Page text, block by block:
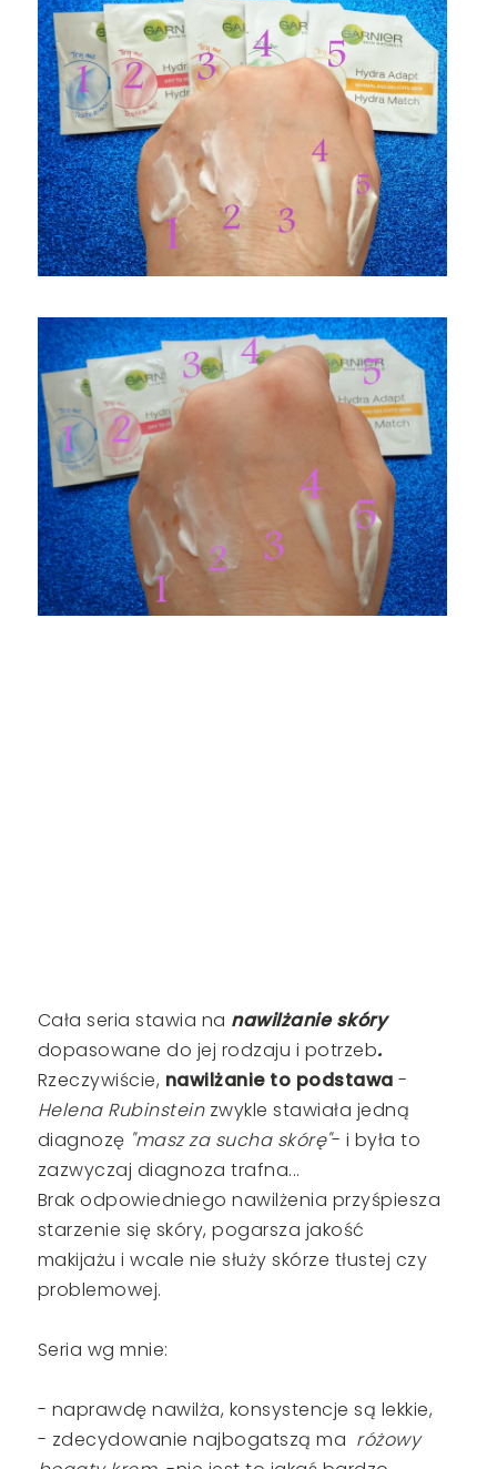
Cała seria stawia na nawilżanie skóry
dopasowane do jej rodzaju i potrzeb.
Rzeczywiście, nawilżanie to podstawa -
Helena Rubinsteinzwykle stawiała jedną
diagnozę "masz za sucha skórę"- i była to
zazwyczaj diagnoza trafna...
Brak odpowiedniego nawilżenia przyśpiesza
starzenie się skóry, pogarsza jakość
makijażu i wcale nie służy skórze tłustej czy
problemowej.
Seria wg mnie:
- naprawdę nawilża, konsystencje są lekkie,
- zdecydowanie najbogatszą ma różowy